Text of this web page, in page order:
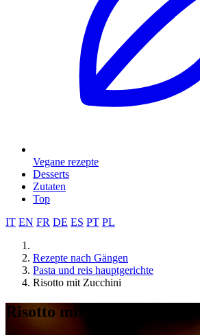
Vegane rezepte
Desserts
Zutaten
Top
IT EN FR DE ES PT PL
Rezepte nach Gängen
Pasta und reis hauptgerichte
Risotto mit Zucchini
Risotto mit Zucchini